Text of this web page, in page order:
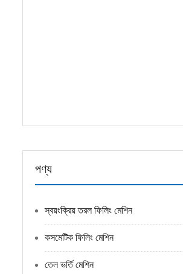
পণ্য
স্বয়ংক্রিয় তরল ফিলিং মেশিন
কসমেটিক ফিলিং মেশিন
তেল ভর্তি মেশিন